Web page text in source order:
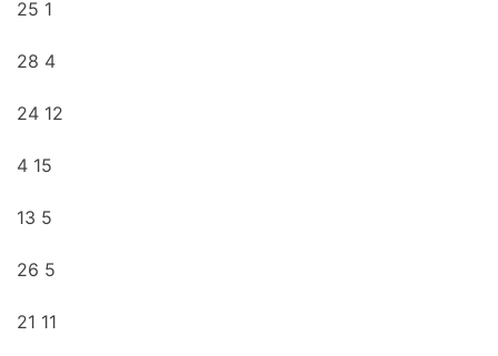
25 1
28 4
24 12
4 15
13 5
26 5
21 11